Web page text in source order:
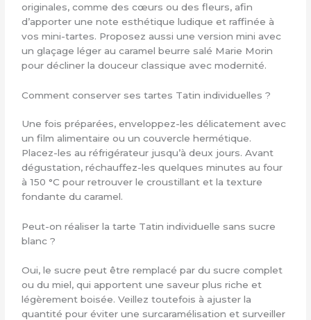
originales, comme des cœurs ou des fleurs, afin
d’apporter une note esthétique ludique et raffinée à
vos mini-tartes. Proposez aussi une version mini avec
un glaçage léger au caramel beurre salé Marie Morin
pour décliner la douceur classique avec modernité.
Comment conserver ses tartes Tatin individuelles ?
Une fois préparées, enveloppez-les délicatement avec
un film alimentaire ou un couvercle hermétique.
Placez-les au réfrigérateur jusqu’à deux jours. Avant
dégustation, réchauffez-les quelques minutes au four
à 150 °C pour retrouver le croustillant et la texture
fondante du caramel.
Peut-on réaliser la tarte Tatin individuelle sans sucre
blanc ?
Oui, le sucre peut être remplacé par du sucre complet
ou du miel, qui apportent une saveur plus riche et
légèrement boisée. Veillez toutefois à ajuster la
quantité pour éviter une surcaramélisation et surveiller